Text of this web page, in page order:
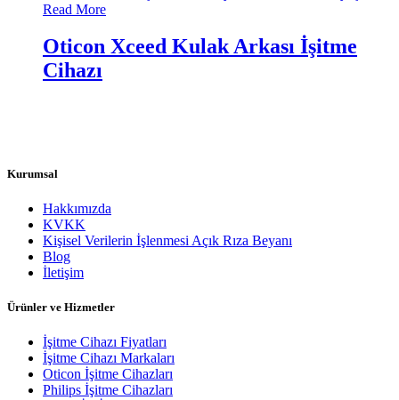
Read More
Oticon Xceed Kulak Arkası İşitme
Cihazı
Kurumsal
Hakkımızda
KVKK
Kişisel Verilerin İşlenmesi Açık Rıza Beyanı
Blog
İletişim
Ürünler ve Hizmetler
İşitme Cihazı Fiyatları
İşitme Cihazı Markaları
Oticon İşitme Cihazları
Philips İşitme Cihazları